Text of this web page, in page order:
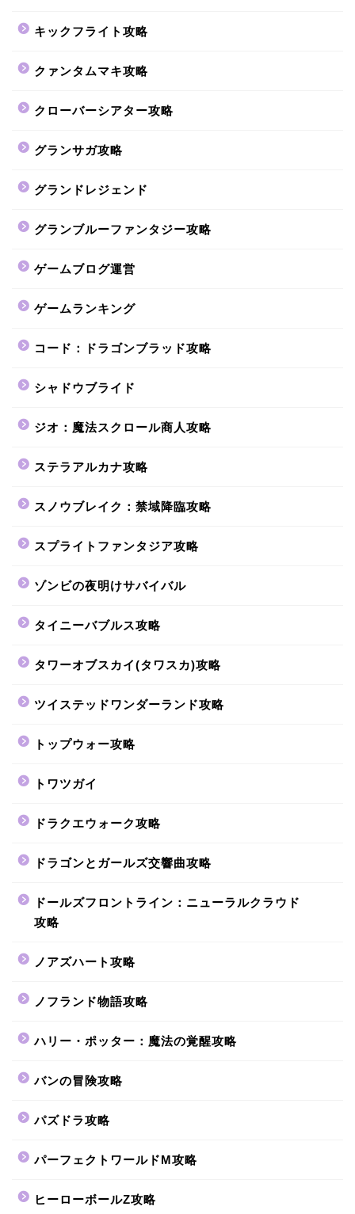
キックフライト攻略
クァンタムマキ攻略
クローバーシアター攻略
グランサガ攻略
グランドレジェンド
グランブルーファンタジー攻略
ゲームブログ運営
ゲームランキング
コード：ドラゴンブラッド攻略
シャドウブライド
ジオ：魔法スクロール商人攻略
ステラアルカナ攻略
スノウブレイク：禁域降臨攻略
スプライトファンタジア攻略
ゾンビの夜明けサバイバル
タイニーバブルス攻略
タワーオブスカイ(タワスカ)攻略
ツイステッドワンダーランド攻略
トップウォー攻略
トワツガイ
ドラクエウォーク攻略
ドラゴンとガールズ交響曲攻略
ドールズフロントライン：ニューラルクラウド
攻略
ノアズハート攻略
ノフランド物語攻略
ハリー・ポッター：魔法の覚醒攻略
バンの冒険攻略
パズドラ攻略
パーフェクトワールドM攻略
ヒーローボールZ攻略